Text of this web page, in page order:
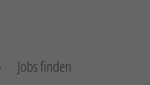
Jobs finden